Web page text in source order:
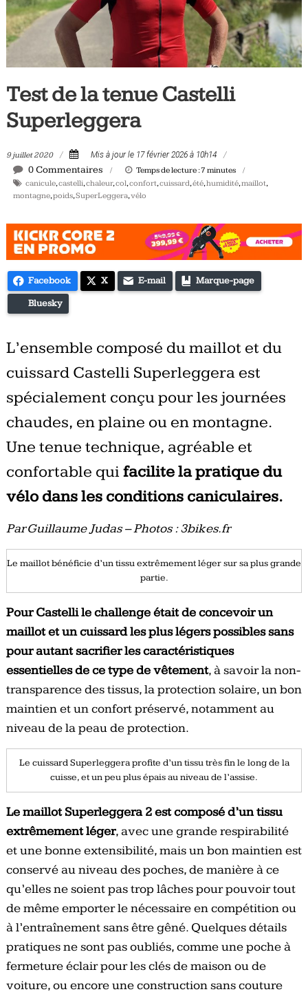
Tous
les
jours,
vélo
et
triathlon
Test de la tenue Castelli
Superleggera
9 juillet 2020 Mis à jour le 17 février 2026 à 10h14
0 Commentaires Temps de lecture : 7 minutes
canicule,castelli,chaleur,col,confort,cuissard,été,humidité,maillot,
montagne,poids,SuperLeggera,vélo
Facebook X E-mail Marque-page
Bluesky
L’ensemble composé du maillot et du
cuissard Castelli Superleggera est
spécialement conçu pour les journées
chaudes, en plaine ou en montagne.
Une tenue technique, agréable et
confortable quifacilite la pratique du
vélo dans les conditions caniculaires.
Par Guillaume Judas – Photos : 3bikes.fr
Le maillot bénéficie d’un tissu extrêmement léger sur sa plus grande
partie.
Pour Castelli le challenge était de concevoir un
maillot et un cuissard les plus légers possibles sans
pour autant sacrifier les caractéristiques
essentielles de ce type de vêtement, à savoir la non-
transparence des tissus, la protection solaire, un bon
maintien et un confort préservé, notamment au
niveau de la peau de protection.
Le cuissard Superleggera profite d’un tissu très fin le long de la
cuisse, et un peu plus épais au niveau de l’assise.
Le maillot Superleggera 2 est composé d’un tissu
extrêmement léger, avec une grande respirabilité
et une bonne extensibilité, mais un bon maintien est
conservé au niveau des poches, de manière à ce
qu’elles ne soient pas trop lâches pour pouvoir tout
de même emporter le nécessaire en compétition ou
à l’entraînement sans être gêné. Quelques détails
pratiques ne sont pas oubliés, comme une poche à
fermeture éclair pour les clés de maison ou de
voiture, ou encore une construction sans couture